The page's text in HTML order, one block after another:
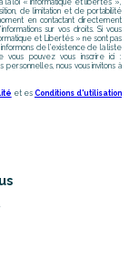
de limitation et de portabilité
en contactant directement
sur vos droits. Si vous
et Libertés » ne sont pas
de l’existence de la liste
vous pouvez vous inscrire ici :
nous vous invitons à
et es Conditions d'utilisation